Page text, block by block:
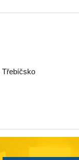
Třebíčsko